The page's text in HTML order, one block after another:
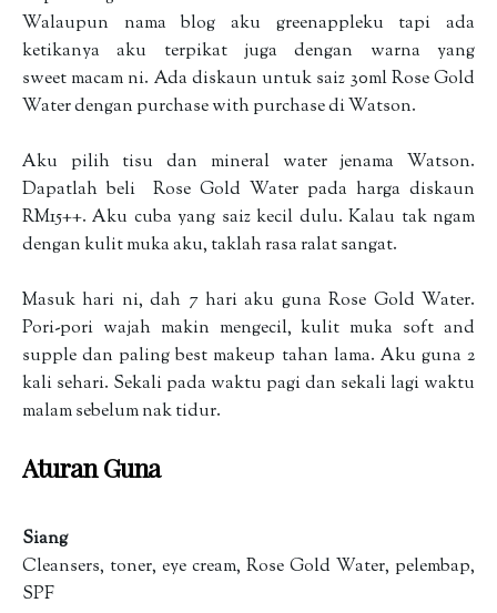
Walaupun nama blog aku greenappleku tapi ada
ketikanya aku terpikat juga dengan warna yang
sweet macam ni. Ada diskaun untuk saiz 30ml Rose Gold
Water dengan purchase with purchase di Watson.
Aku pilih tisu dan mineral water jenama Watson.
Dapatlah beli Rose Gold Water pada harga diskaun
RM15++. Aku cuba yang saiz kecil dulu. Kalau tak ngam
dengan kulit muka aku, taklah rasa ralat sangat.
Masuk hari ni, dah 7 hari aku guna Rose Gold Water.
Pori-pori wajah makin mengecil, kulit muka soft and
supple dan paling best makeup tahan lama. Aku guna 2
kali sehari. Sekali pada waktu pagi dan sekali lagi waktu
malam sebelum nak tidur.
Aturan Guna
Siang
Cleansers, toner, eye cream, Rose Gold Water, pelembap,
SPF